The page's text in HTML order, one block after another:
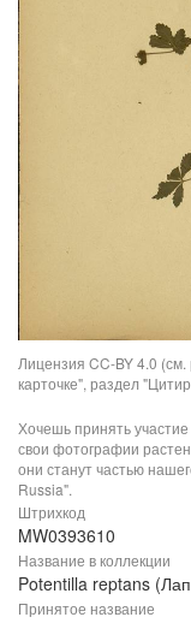
Лицензия CC-BY 4.0
карточке", раздел
Хочешь принять
свои фотографии
они станут частью
Russia".
Штрихкод
MW0393610
Название в коллекции
Potentilla reptans
Принятое название